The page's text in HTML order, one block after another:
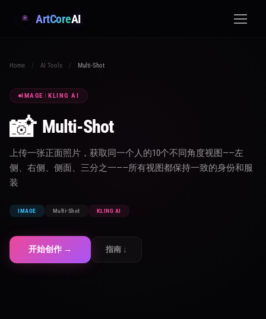
ArtCoreAI
Home / AI Tools / Multi-Shot
IMAGE | KLING AI
📸 Multi-Shot
上传一张正面照片，获取同一个人的10个不同角度视图——左
侧、右侧、侧面、三分之一——所有视图都保持一致的身份和服
装
IMAGE Multi-Shot KLING AI
开始创作 → 指南 ↓